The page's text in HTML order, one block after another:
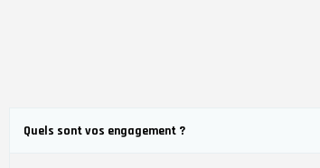
Quels sont vos engagement ?